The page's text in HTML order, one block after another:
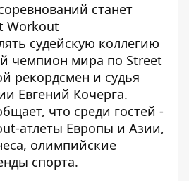
станет
Workout
судейскую коллегию
чемпион мира по Street
рекордсмен и судья
Евгений Кочерга.
что среди гостей -
атлеты Европы и Азии,
олимпийские
спорта.